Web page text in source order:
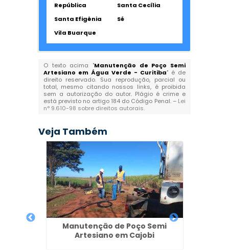
República
Santa Cecília
Santa Efigênia
Sé
Vila Buarque
O texto acima "Manutenção de Poço Semi
Artesiano em Água Verde - Curitiba" é de
direito reservado. Sua reprodução, parcial ou
total, mesmo citando nossos links, é proibida
sem a autorização do autor. Plágio é crime e
está previsto no artigo 184 do Código Penal. – Lei
n° 9.610-98 sobre direitos autorais.
Veja Também
Manutenção de Poço Semi
Artesiano em Cajobi